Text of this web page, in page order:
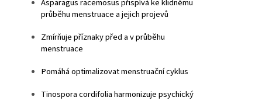
Asparagus racemosuspřispívá ke klidnému
průběhu menstruace a jejich projevů
Zmírňuje příznaky před a v průběhu
menstruace
Pomáhá optimalizovat menstruační cyklus
Tinospora cordifoliaharmonizuje psychický